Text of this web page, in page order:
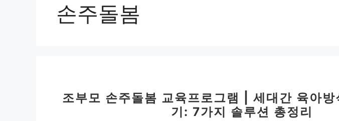
손주돌봄
조부모 손주돌봄 교육프로그램 | 세대간 육아
기: 7가지 솔루션 총정리